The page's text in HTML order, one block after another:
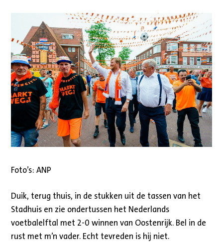
Foto’s: ANP
Duik, terug thuis, in de stukken uit de tassen van het
Stadhuis en zie ondertussen het Nederlands
voetbalelftal met 2-0 winnen van Oostenrijk. Bel in de
rust met m’n vader. Echt tevreden is hij niet.